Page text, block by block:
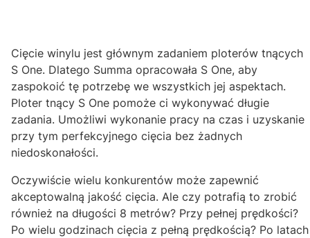
Cięcie winylu jest głównym zadaniem ploterów tnących
S One. Dlatego Summa opracowała S One, aby
zaspokoić tę potrzebę we wszystkich jej aspektach.
Ploter tnący S One pomoże ci wykonywać długie
zadania. Umożliwi wykonanie pracy na czas i uzyskanie
przy tym perfekcyjnego cięcia bez żadnych
niedoskonałości.
Oczywiście wielu konkurentów może zapewnić
akceptowalną jakość cięcia. Ale czy potrafią to zrobić
również na długości 8 metrów? Przy pełnej prędkości?
Po wielu godzinach cięcia z pełną prędkością? Po latach